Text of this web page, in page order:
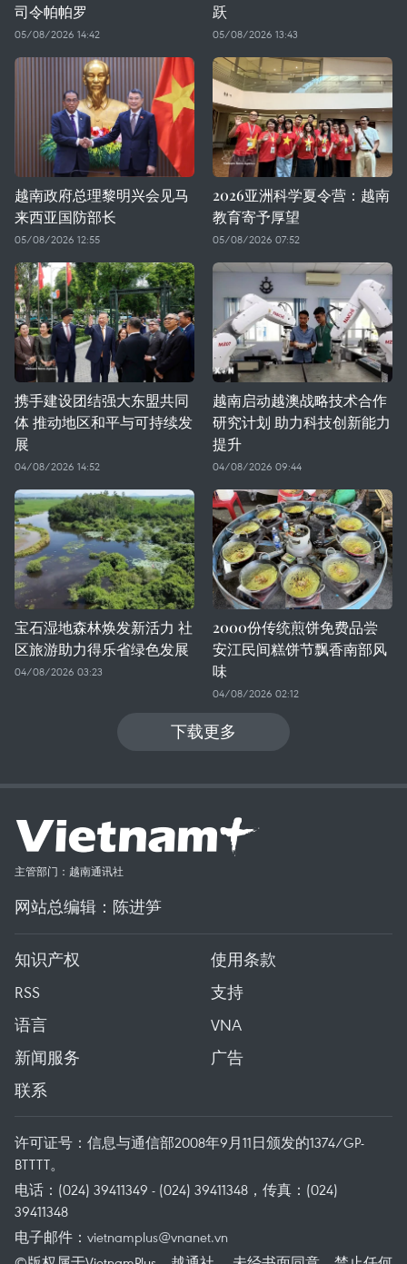
司令帕帕罗
05/08/2026 14:42
跃
05/08/2026 13:43
越南政府总理黎明兴会见马
来西亚国防部长
05/08/2026 12:55
2026亚洲科学夏令营：越南
教育寄予厚望
05/08/2026 07:52
携手建设团结强大东盟共同
体 推动地区和平与可持续发
展
04/08/2026 14:52
越南启动越澳战略技术合作
研究计划 助力科技创新能力
提升
04/08/2026 09:44
宝石湿地森林焕发新活力 社
区旅游助力得乐省绿色发展
04/08/2026 03:23
2000份传统煎饼免费品尝
安江民间糕饼节飘香南部风
味
04/08/2026 02:12
下载更多
主管部门：越南通讯社
网站总编辑：陈进笋
知识产权
使用条款
RSS
支持
语言
VNA
新闻服务
广告
联系
许可证号：信息与通信部2008年9月11日颁发的1374/GP-
BTTTT。
电话：(024) 39411349 - (024) 39411348，传真：(024)
39411348
电子邮件： vietnamplus@vnanet.vn